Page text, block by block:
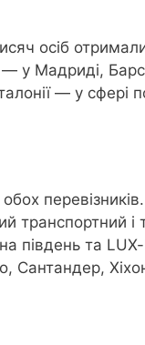
осіб
у Мадриді,
— у сфері
перевізників.
транспортний і
південь та LUX-
Сантандер,